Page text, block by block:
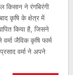
किसान ने रंगबिरंगी
कृषि के क्षेत्र में
किया है, जिसने
जैविक कृषि फार्म
वर्मा ने अपने